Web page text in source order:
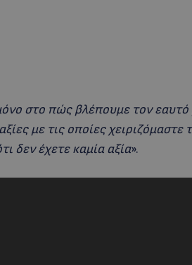
στο πώς βλέπουμε τον εαυτό
με τις οποίες
δεν έχετε καμία αξία».